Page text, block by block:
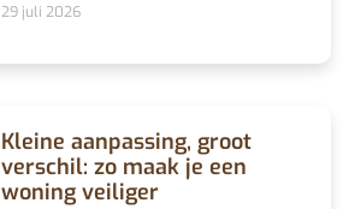
29 juli 2026
Kleine aanpassing, groot
verschil: zo maak je een
woning veiliger